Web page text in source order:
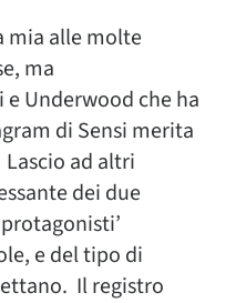
mia alle molte
ma
e Underwood che ha
di Sensi merita
ad altri
dei due
e del tipo di
Il registro